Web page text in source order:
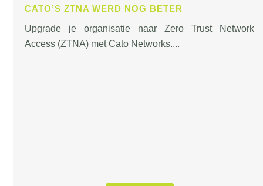
CATO’S ZTNA WERD NOG BETER
Upgrade je organisatie naar Zero Trust Network
Access (ZTNA) met Cato Networks....